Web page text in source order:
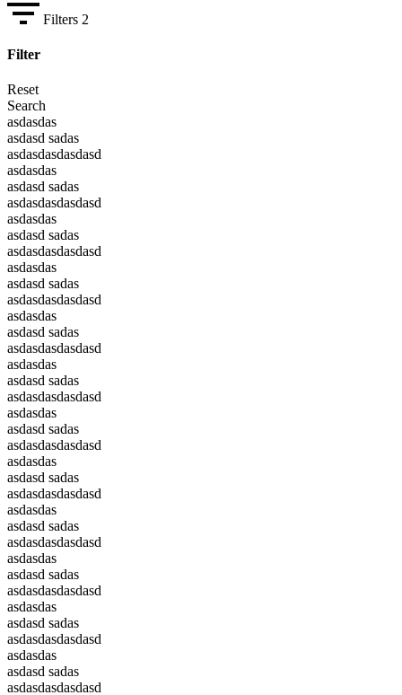
Filters 2
Filter
Reset
Search
asdasdas
asdasd sadas
asdasdasdasdasd
asdasdas
asdasd sadas
asdasdasdasdasd
asdasdas
asdasd sadas
asdasdasdasdasd
asdasdas
asdasd sadas
asdasdasdasdasd
asdasdas
asdasd sadas
asdasdasdasdasd
asdasdas
asdasd sadas
asdasdasdasdasd
asdasdas
asdasd sadas
asdasdasdasdasd
asdasdas
asdasd sadas
asdasdasdasdasd
asdasdas
asdasd sadas
asdasdasdasdasd
asdasdas
asdasd sadas
asdasdasdasdasd
asdasdas
asdasd sadas
asdasdasdasdasd
asdasdas
asdasd sadas
asdasdasdasdasd